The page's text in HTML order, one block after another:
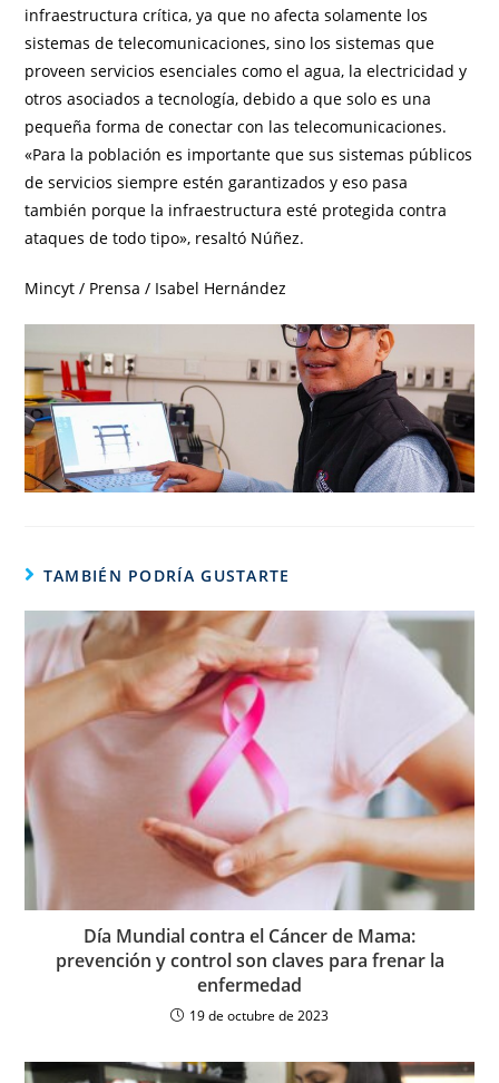
infraestructura crítica, ya que no afecta solamente los
sistemas de telecomunicaciones, sino los sistemas que
proveen servicios esenciales como el agua, la electricidad y
otros asociados a tecnología, debido a que solo es una
pequeña forma de conectar con las telecomunicaciones.
«Para la población es importante que sus sistemas públicos
de servicios siempre estén garantizados y eso pasa
también porque la infraestructura esté protegida contra
ataques de todo tipo», resaltó Núñez.
Mincyt / Prensa / Isabel Hernández
TAMBIÉN PODRÍA GUSTARTE
Día Mundial contra el Cáncer de Mama:
prevención y control son claves para frenar la
enfermedad
19 de octubre de 2023